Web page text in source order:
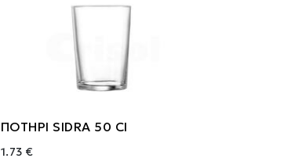
ΠΟΤΗΡΙ SIDRA 50 Cl
1.73 €